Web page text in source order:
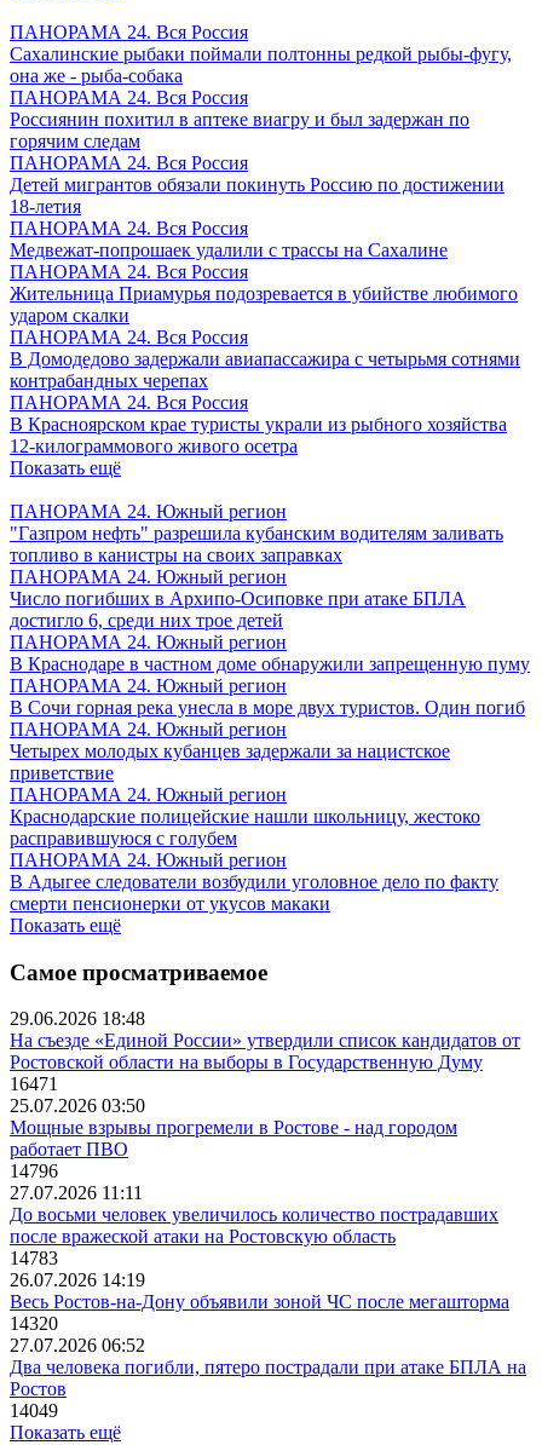
ПАНОРАМА 24. Вся Россия
Сахалинские рыбаки поймали полтонны редкой рыбы-фугу,
она же - рыба-собака
ПАНОРАМА 24. Вся Россия
Россиянин похитил в аптеке виагру и был задержан по
горячим следам
ПАНОРАМА 24. Вся Россия
Детей мигрантов обязали покинуть Россию по достижении
18-летия
ПАНОРАМА 24. Вся Россия
Медвежат-попрошаек удалили с трассы на Сахалине
ПАНОРАМА 24. Вся Россия
Жительница Приамурья подозревается в убийстве любимого
ударом скалки
ПАНОРАМА 24. Вся Россия
В Домодедово задержали авиапассажира с четырьмя сотнями
контрабандных черепах
ПАНОРАМА 24. Вся Россия
В Красноярском крае туристы украли из рыбного хозяйства
12-килограммового живого осетра
Показать ещё
ПАНОРАМА 24. Южный регион
"Газпром нефть" разрешила кубанским водителям заливать
топливо в канистры на своих заправках
ПАНОРАМА 24. Южный регион
Число погибших в Архипо-Осиповке при атаке БПЛА
достигло 6, среди них трое детей
ПАНОРАМА 24. Южный регион
В Краснодаре в частном доме обнаружили запрещенную пуму
ПАНОРАМА 24. Южный регион
В Сочи горная река унесла в море двух туристов. Один погиб
ПАНОРАМА 24. Южный регион
Четырех молодых кубанцев задержали за нацистское
приветствие
ПАНОРАМА 24. Южный регион
Краснодарские полицейские нашли школьницу, жестоко
расправившуюся с голубем
ПАНОРАМА 24. Южный регион
В Адыгее следователи возбудили уголовное дело по факту
смерти пенсионерки от укусов макаки
Показать ещё
Самое просматриваемое
29.06.2026 18:48
На съезде «Единой России» утвердили список кандидатов от
Ростовской области на выборы в Государственную Думу
16471
25.07.2026 03:50
Мощные взрывы прогремели в Ростове - над городом
работает ПВО
14796
27.07.2026 11:11
До восьми человек увеличилось количество пострадавших
после вражеской атаки на Ростовскую область
14783
26.07.2026 14:19
Весь Ростов-на-Дону объявили зоной ЧС после мегашторма
14320
27.07.2026 06:52
Два человека погибли, пятеро пострадали при атаке БПЛА на
Ростов
14049
Показать ещё